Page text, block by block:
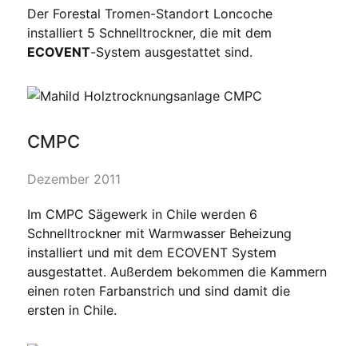
Der Forestal Tromen-Standort Loncoche
installiert 5 Schnelltrockner, die mit dem
ECOVENT-System ausgestattet sind.
CMPC
Dezember 2011
Im CMPC Sägewerk in Chile werden 6
Schnelltrockner mit Warmwasser Beheizung
installiert und mit dem ECOVENT System
ausgestattet. Außerdem bekommen die Kammern
einen roten Farbanstrich und sind damit die
ersten in Chile.